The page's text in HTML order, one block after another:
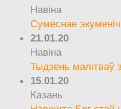
Навіна
Сумеснае
21.01.20
Навіна
Тыдзень малітваў
15.01.20
Казань